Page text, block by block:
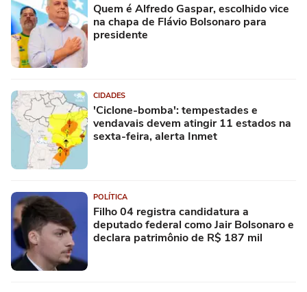
Quem é Alfredo Gaspar, escolhido vice
na chapa de Flávio Bolsonaro para
presidente
CIDADES
'Ciclone-bomba': tempestades e
vendavais devem atingir 11 estados na
sexta-feira, alerta Inmet
POLÍTICA
Filho 04 registra candidatura a
deputado federal como Jair Bolsonaro e
declara patrimônio de R$ 187 mil